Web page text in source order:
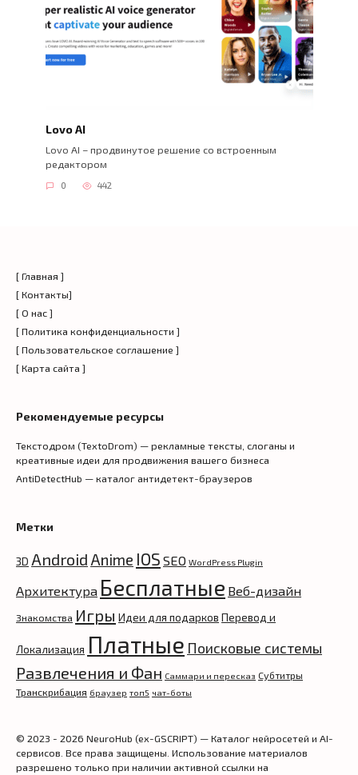
Lovo AI
Lovo AI – продвинутое решение со встроенным
редактором
0 442
[ Главная ]
[ Контакты]
[ О нас ]
[ Политика конфиденциальности ]
[ Пользовательское соглашение ]
[ Карта сайта ]
Рекомендуемые ресурсы
Текстодром (TextoDrom) — рекламные тексты, слоганы и
креативные идеи для продвижения вашего бизнеса
AntiDetectHub — каталог антидетект-браузеров
Метки
3D Android Anime IOS SEO WordPress Plugin
Архитектура Бесплатные Веб-дизайн
Знакомства Игры Идеи для подарков Перевод и
Локализация Платные Поисковые системы
Развлечения и Фан Саммари и пересказ Субтитры
Транскрибация браузер топ5 чат-боты
© 2023 - 2026 NeuroHub (ex-GSCRIPT) — Каталог нейросетей и AI-
сервисов. Все права защищены. Использование материалов
разрешено только при наличии активной ссылки на